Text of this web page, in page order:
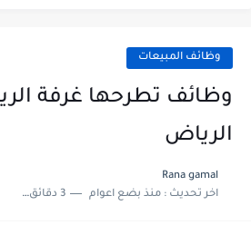
فرص عمل و تدريب
وظائف المبيعات
وظائف تطرحها غرفة
الرياض
Rana gamal
اخر تحديث :منذ بضع اعوام 3 دقائق للقراءة